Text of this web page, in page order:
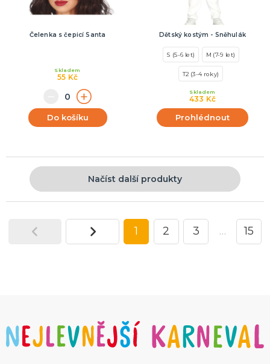
Čelenka s čepicí Santa
55 Kč
Skladem
Do košíku
Dětský kostým - Sněhulák
S (5-6 let) M (7-9 let)
T2 (3-4 roky)
433 Kč
Skladem
Prohlédnout
Načíst další produkty
1 2 3 … 15